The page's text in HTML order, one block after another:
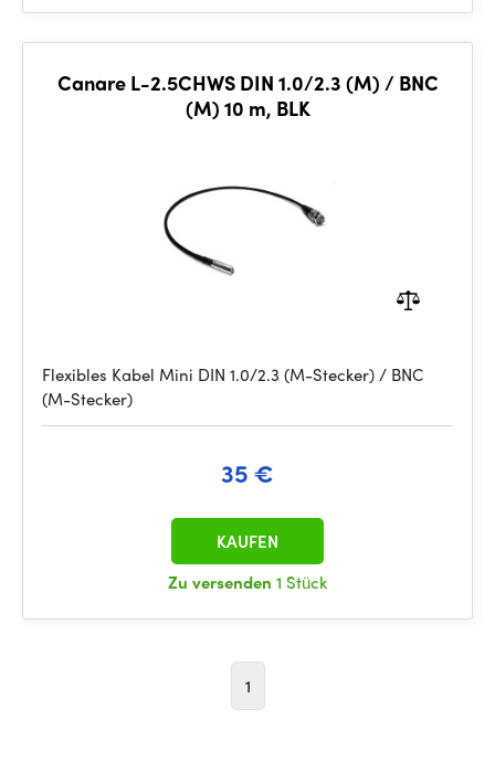
Canare L-2.5CHWS DIN 1.0/2.3 (M) / BNC
(M) 10 m, BLK
Flexibles Kabel Mini DIN 1.0/2.3 (M-Stecker) / BNC
(M-Stecker)
35 €
Zu versenden 1 Stück
KAUFEN
1